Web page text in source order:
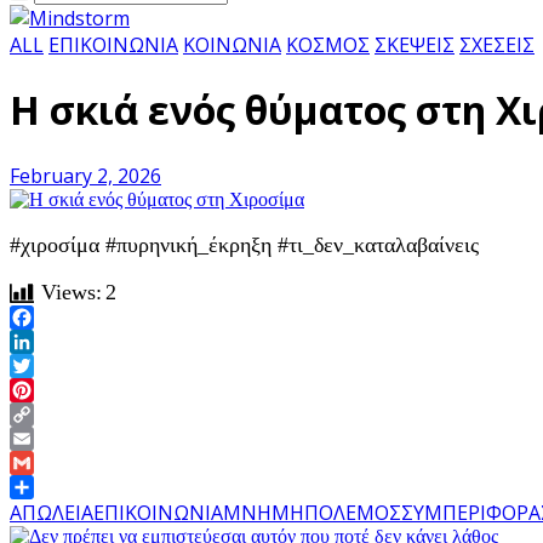
ALL ΕΠΙΚΟΙΝΩΝΙΑ ΚΟΙΝΩΝΙΑ ΚΟΣΜΟΣ ΣΚΕΨΕΙΣ ΣΧΕΣΕΙΣ
Η σκιά ενός θύματος στη
February 2, 2026
#χιροσίμα #πυρηνική_έκρηξη #τι_δεν_καταλαβαίνεις
Views: 2
Facebook
LinkedIn
Twitter
Pinterest
Copy
Link
Email
Gmail
Share
ΑΠΩΛΕΙΑΕΠΙΚΟΙΝΩΝΙΑΜΝΗΜΗΠΟΛΕΜΟΣΣΥΜΠΕΡΙΦΟΡΑ